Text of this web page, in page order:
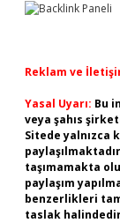
Reklam ve
Yasal Uyarı: Bu
veya şahıs
Sitede yalnızca
taşımamakta
paylaşım
benzerlikleri
taslak